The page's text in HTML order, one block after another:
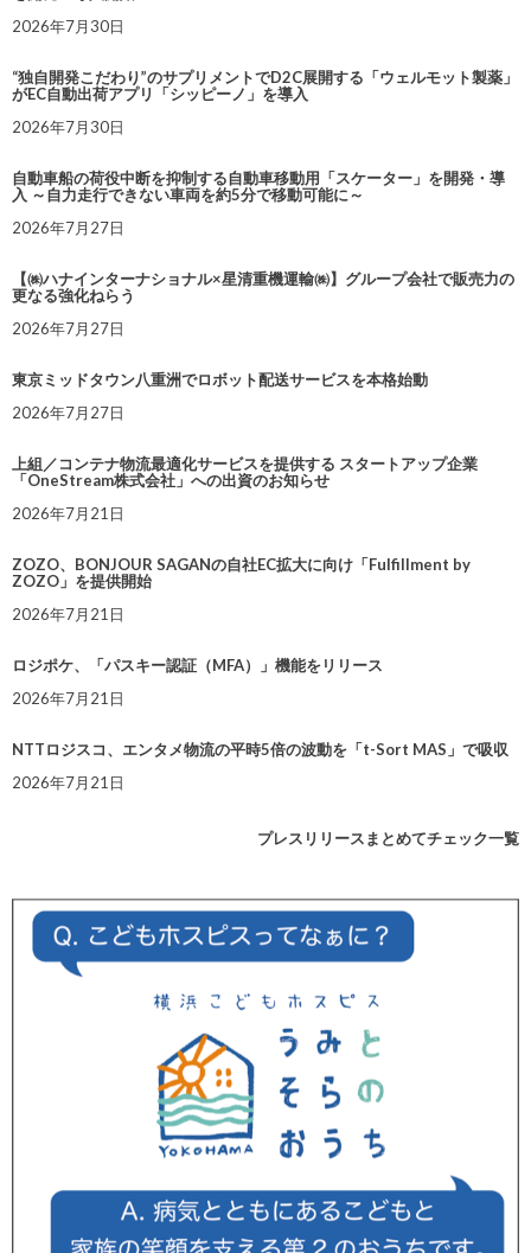
2026年7月30日
“独自開発こだわり”のサプリメントでD2C展開する「ウェルモット製薬」
がEC自動出荷アプリ「シッピーノ」を導入
2026年7月30日
自動車船の荷役中断を抑制する自動車移動用「スケーター」を開発・導
入 ～自力走行できない車両を約5分で移動可能に～
2026年7月27日
【㈱ハナインターナショナル×星清重機運輸㈱】グループ会社で販売力の
更なる強化ねらう
2026年7月27日
東京ミッドタウン八重洲でロボット配送サービスを本格始動
2026年7月27日
上組／コンテナ物流最適化サービスを提供する スタートアップ企業
「OneStream株式会社」への出資のお知らせ
2026年7月21日
ZOZO、BONJOUR SAGANの自社EC拡大に向け「Fulfillment by
ZOZO」を提供開始
2026年7月21日
ロジポケ、「パスキー認証（MFA）」機能をリリース
2026年7月21日
NTTロジスコ、エンタメ物流の平時5倍の波動を「t-Sort MAS」で吸収
2026年7月21日
プレスリリースまとめてチェック一覧